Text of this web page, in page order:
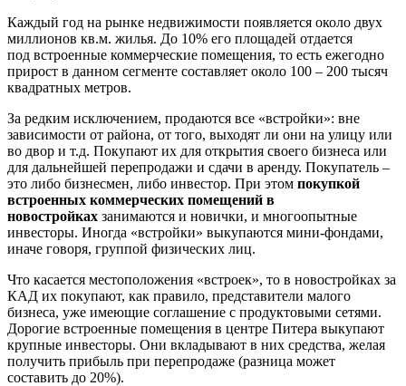
Каждый год на рынке недвижимости появляется около двух
миллионов кв.м. жилья. До 10% его площадей отдается
под встроенные коммерческие помещения, то есть ежегодно
прирост в данном сегменте составляет около 100 – 200 тысяч
квадратных метров.
За редким исключением, продаются все «встройки»: вне
зависимости от района, от того, выходят ли они на улицу или
во двор и т.д. Покупают их для открытия своего бизнеса или
для дальнейшей перепродажи и сдачи в аренду. Покупатель –
это либо бизнесмен, либо инвестор. При этом покупкой
встроенных коммерческих помещений в
новостройках занимаются и новички, и многоопытные
инвесторы. Иногда «встройки» выкупаются мини-фондами,
иначе говоря, группой физических лиц.
Что касается местоположения «встроек», то в новостройках за
КАД их покупают, как правило, представители малого
бизнеса, уже имеющие соглашение с продуктовыми сетями.
Дорогие встроенные помещения в центре Питера выкупают
крупные инвесторы. Они вкладывают в них средства, желая
получить прибыль при перепродаже (разница может
составить до 20%).